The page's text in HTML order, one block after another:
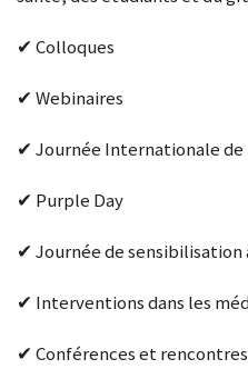
✔ Colloques
✔ Webinaires
✔ Journée Internationale de
✔ Purple Day
✔ Journée de sensibilisation
✔ Interventions dans les
✔ Conférences et